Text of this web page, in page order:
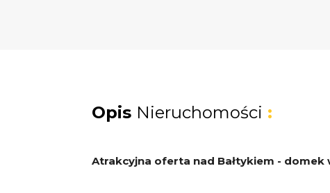
Opis Nieruchomości :
Atrakcyjna oferta nad Bałtykiem - domek